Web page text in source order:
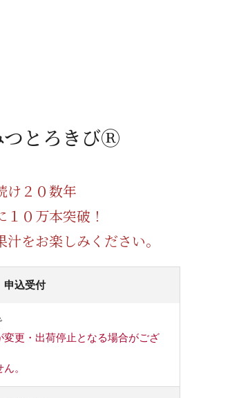
つとろきびⓇ
け２０数年
０万本突破！
をお楽しみください。
申込受付
更・出荷停止となる場合がござ
。